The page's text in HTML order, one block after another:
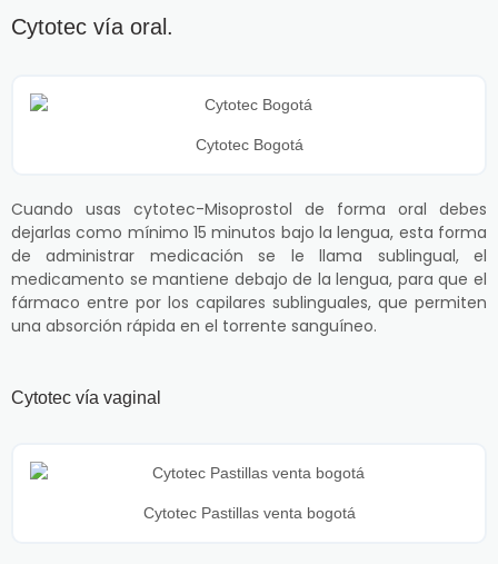
Cytotec vía oral.
Cytotec Bogotá
Cuando usas cytotec-Misoprostol de forma oral debes
dejarlas como mínimo 15 minutos bajo la lengua, esta forma
de administrar medicación se le llama sublingual, el
medicamento se mantiene debajo de la lengua, para que el
fármaco entre por los capilares sublinguales, que permiten
una absorción rápida en el torrente sanguíneo.
Cytotec vía vaginal
Cytotec Pastillas venta bogotá